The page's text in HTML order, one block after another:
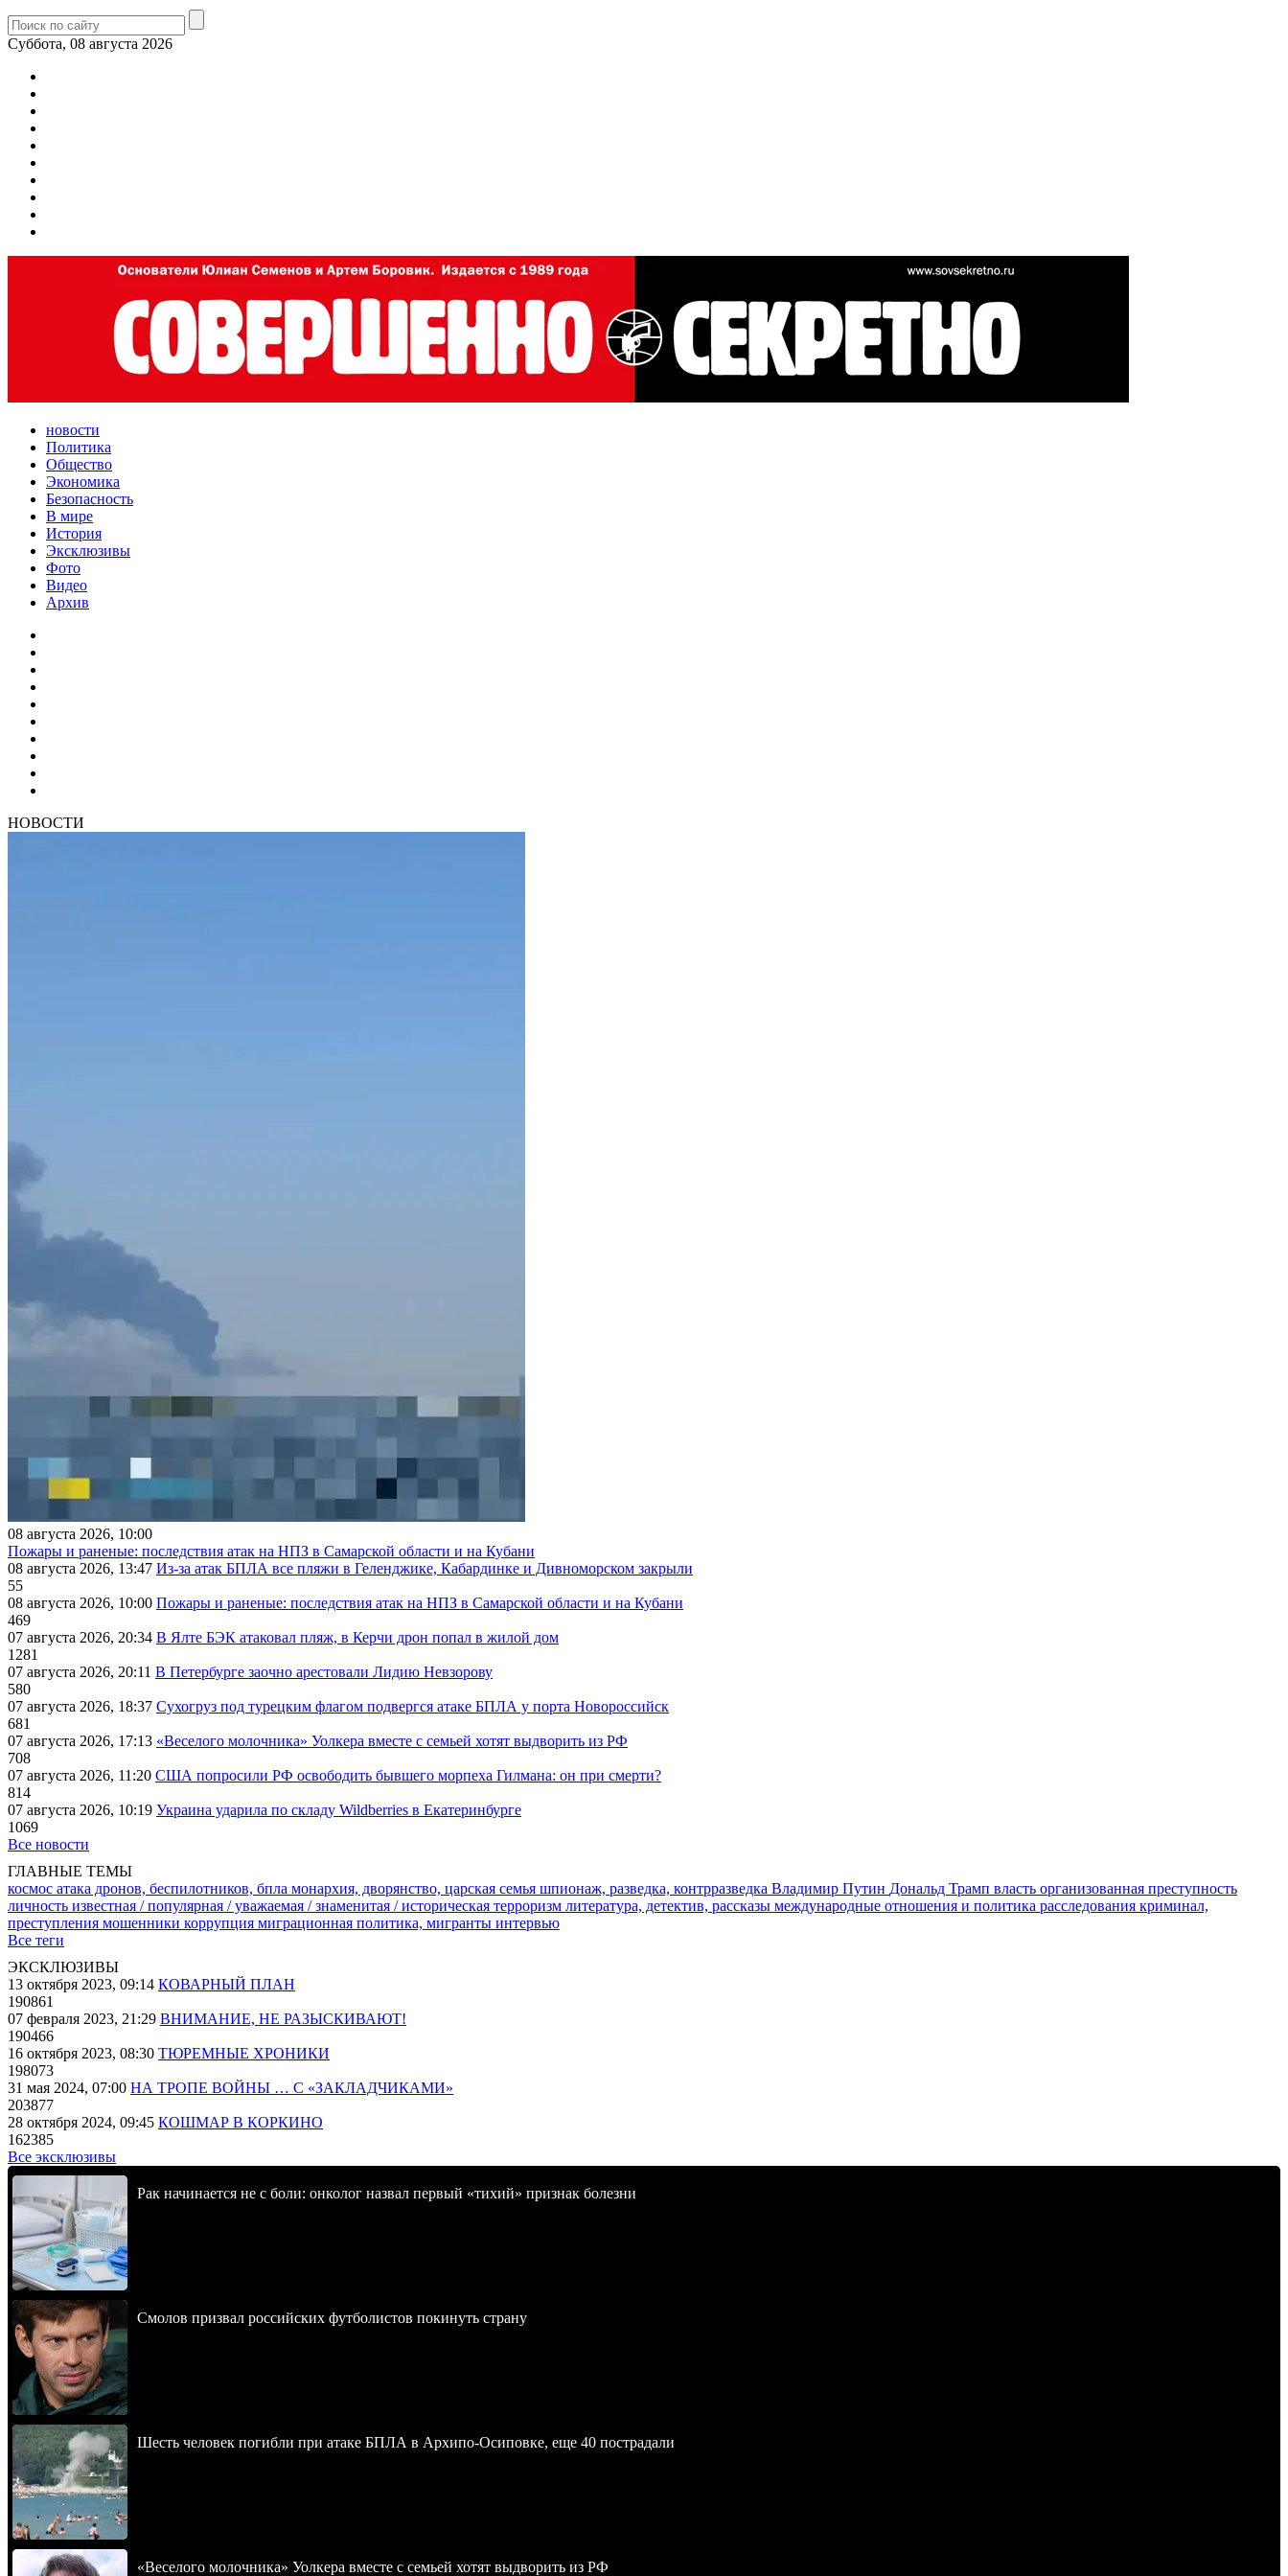
Суббота, 08 августа 2026
новости
Политика
Общество
Экономика
Безопасность
В мире
История
Эксклюзивы
Фото
Видео
Архив
НОВОСТИ
08 августа 2026, 10:00
Пожары и раненые: последствия атак на НПЗ в Самарской области и на Кубани
08 августа 2026, 13:47 Из-за атак БПЛА все пляжи в Геленджике, Кабардинке и Дивноморском закрыли
55
08 августа 2026, 10:00 Пожары и раненые: последствия атак на НПЗ в Самарской области и на Кубани
469
07 августа 2026, 20:34 В Ялте БЭК атаковал пляж, в Керчи дрон попал в жилой дом
1281
07 августа 2026, 20:11 В Петербурге заочно арестовали Лидию Невзорову
580
07 августа 2026, 18:37 Сухогруз под турецким флагом подвергся атаке БПЛА у порта Новороссийск
681
07 августа 2026, 17:13 «Веселого молочника» Уолкера вместе с семьей хотят выдворить из РФ
708
07 августа 2026, 11:20 США попросили РФ освободить бывшего морпеха Гилмана: он при смерти?
814
07 августа 2026, 10:19 Украина ударила по складу Wildberries в Екатеринбурге
1069
Все новости
ГЛАВНЫЕ ТЕМЫ
космос атака дронов, беспилотников, бпла монархия, дворянство, царская семья шпионаж, разведка, контрразведка Владимир Путин Дональд Трамп власть организованная преступность
личность известная / популярная / уважаемая / знаменитая / историческая терроризм литература, детектив, рассказы международные отношения и политика расследования криминал,
преступления мошенники коррупция миграционная политика, мигранты интервью
Все теги
ЭКСКЛЮЗИВЫ
13 октября 2023, 09:14 КОВАРНЫЙ ПЛАН
190861
07 февраля 2023, 21:29 ВНИМАНИЕ, НЕ РАЗЫСКИВАЮТ!
190466
16 октября 2023, 08:30 ТЮРЕМНЫЕ ХРОНИКИ
198073
31 мая 2024, 07:00 НА ТРОПЕ ВОЙНЫ … С «ЗАКЛАДЧИКАМИ»
203877
28 октября 2024, 09:45 КОШМАР В КОРКИНО
162385
Все эксклюзивы
Рак начинается не с боли: онколог назвал первый «тихий» признак болезни
Смолов призвал российских футболистов покинуть страну
Шесть человек погибли при атаке БПЛА в Архипо-Осиповке, еще 40 пострадали
«Веселого молочника» Уолкера вместе с семьей хотят выдворить из РФ